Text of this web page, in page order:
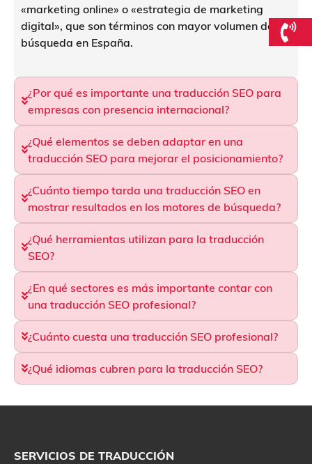
«marketing online» o «estrategia de marketing
digital», que son términos con mayor volumen de
búsqueda en España.
¿Por qué es importante una traducción SEO para
empresas con presencia internacional?
¿Qué elementos se deben adaptar en una
traducción SEO para mejorar el posicionamiento?
¿Cuánto tiempo tarda una traducción SEO en
mostrar resultados en los motores de búsqueda?
¿Qué herramientas utilizan para la traducción
SEO?
¿En qué sectores es más importante contar con
una traducción SEO profesional?
¿Cuánto cuesta una traducción SEO profesional?
¿Qué idiomas cubren para la traducción SEO?
SERVICIOS DE TRADUCCIÓN